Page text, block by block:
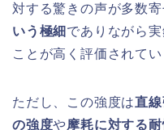
対する驚きの声が多数
いう極細 でありながら
ことが高く評価されてい
ただし、この強度は直
の強度や摩耗に対する